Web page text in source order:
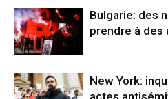
Bulgarie: des
prendre à des
New York: